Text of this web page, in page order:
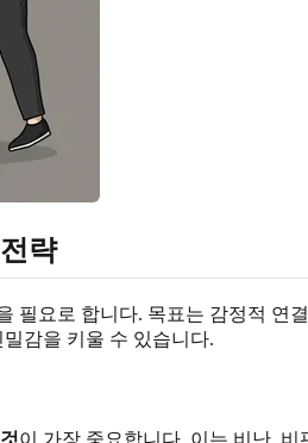
략
필요로 합니다. 목표는 감정적 연
감을 키울 수 있습니다.